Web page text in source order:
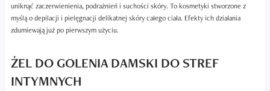
uniknąć zaczerwienienia, podrażnień i suchości skóry. To kosmetyki stworzone z
myślą o depilacji i pielęgnacji delikatnej skóry całego ciała. Efekty ich działania
zdumiewają już po pierwszym użyciu.
ŻEL DO GOLENIA DAMSKI DO STREF
INTYMNYCH